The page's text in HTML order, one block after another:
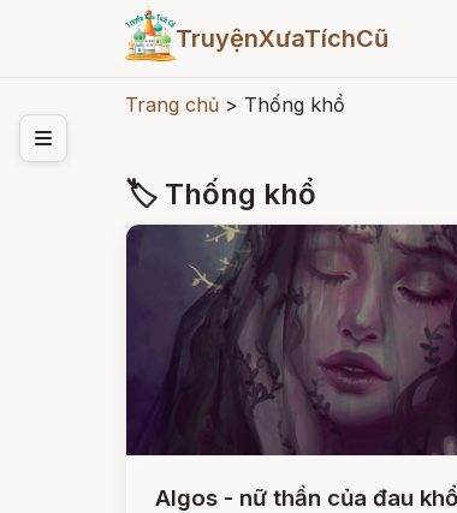
TruyệnXưaTíchCũ
Trang chủ > Thống khổ
🏷 Thống khổ
Algos - nữ thần của đau khổ